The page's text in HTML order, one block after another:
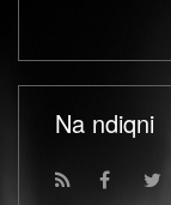
Na ndiqni